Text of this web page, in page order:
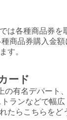
は各種商品券
商品券購入金
す。
ード
の有名デパート
ランなどで幅
たらこちらをど